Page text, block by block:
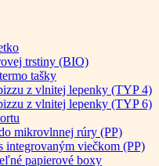
trstiny (BIO)
tašky
z vlnitej lepenky (TYP 4)
z vlnitej lepenky (TYP 6)
mikrovlnnej rúry (PP)
integrovaným viečkom (PP)
papierové boxy